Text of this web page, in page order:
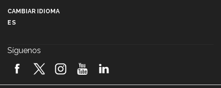
2026! (video)
CAMBIAR IDIOMA
ES
Síguenos